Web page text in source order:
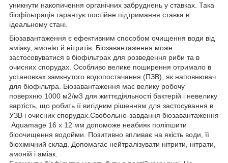
уникнути накопичення органічних забруднень у ставках. Така
біофільтрація гарантує постійне підтримання ставка в
ідеальному стані.
Біозавантаження є ефективним способом очищення води від
аміаку, амонію й нітритів. Біозавантаження може
застосовуватися в біофільтрах для розведення риби та в
очисних спорудах. Особливо велике поширення отримало в
установках замкнутого водопостачання (ПЗВ), як наповнювач
для біофільтра. Біозавантаження має велику робочу
поверхню 1000 м2/м3 для життєдіяльності бактерій і невелику
вартість, що робить її вигідним рішенням для застосування в
УЗВ і очисних спорудах.Свобольно-завдання біозавантаження
Aquamage 16 х 12 мм допоможе неабияк поліпшити
біоочищення водойми. Позитивно впливає на якість води, її
біохімічний склад. Допомагає нейтралізувати нітрити, нітрати,
амоній і аміак.